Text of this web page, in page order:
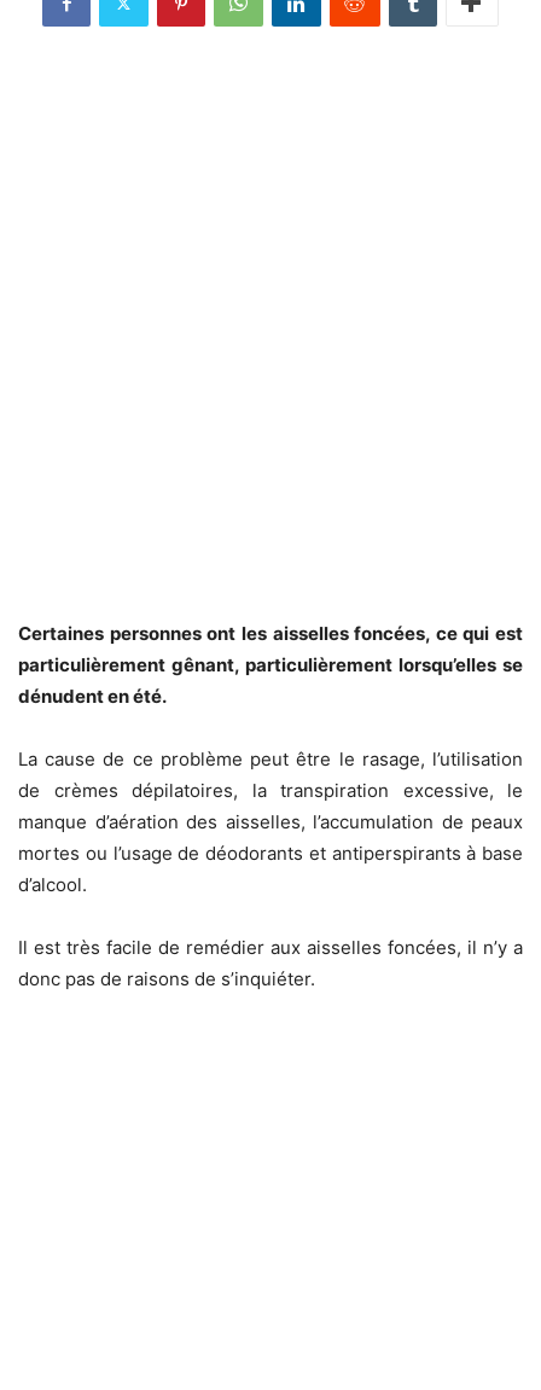
Certaines personnes ont les aisselles foncées, ce qui est
particulièrement gênant, particulièrement lorsqu’elles se
dénudent en été.
La cause de ce problème peut être le rasage, l’utilisation
de crèmes dépilatoires, la transpiration excessive, le
manque d’aération des aisselles, l’accumulation de peaux
mortes ou l’usage de déodorants et antiperspirants à base
d’alcool.
Il est très facile de remédier aux aisselles foncées, il n’y a
donc pas de raisons de s’inquiéter.